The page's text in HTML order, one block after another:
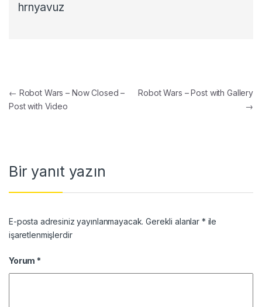
hrnyavuz
Yazı gezinmesi
← Robot Wars – Now Closed –
Post with Video
Robot Wars – Post with Gallery
→
Bir yanıt yazın
E-posta adresiniz yayınlanmayacak. Gerekli alanlar * ile
işaretlenmişlerdir
Yorum *